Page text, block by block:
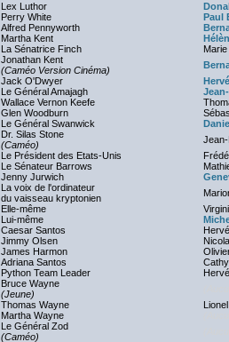
Lex Luthor
Perry White
Paul
Alfred Pennyworth
Martha Kent
La Sénatrice Finch
Jonathan Kent
(Caméo Version Cinéma)
Jack O'Dwyer
Le Général Amajagh
Wallace Vernon Keefe
Glen Woodburn
Le Général Swanwick
Dr. Silas Stone
(Caméo)
Jean-
Le Président des Etats-Unis
Le Sénateur Barrows
Jenny Jurwich
La voix de l'ordinateur
du vaisseau kryptonien
Elle-même
Lui-même
Caesar Santos
Jimmy Olsen
James Harmon
Adriana Santos
Python Team Leader
Bruce Wayne
(Jeune)
Thomas Wayne
Martha Wayne
Le Général Zod
(Caméo)